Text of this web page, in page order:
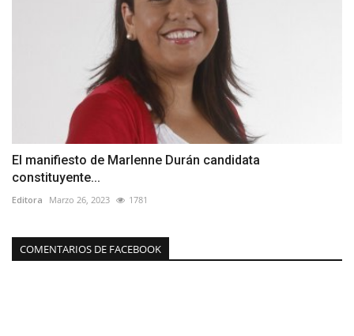
El manifiesto de Marlenne Durán candidata
constituyente...
Editora Marzo 26, 2023 1781
COMENTARIOS DE FACEBOOK